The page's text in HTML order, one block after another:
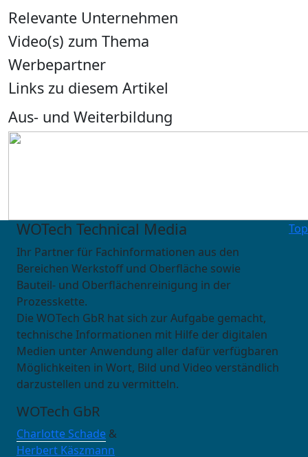
Relevante Unternehmen
Video(s) zum Thema
Werbepartner
Links zu diesem Artikel
Aus- und Weiterbildung
Top
WOTech Technical Media
Ihr Partner für Fachinformationen aus den
Bereichen Werkstoff und Oberfläche sowie
Bauteil- und Oberflächenreinigung in der
Prozesskette.
Die WOTech GbR hat sich zur Aufgabe gemacht,
technische Informationen mit Hilfe der digitalen
Medien unter Anwendung aller dafür verfügbaren
Möglichkeiten in Wort, Bild und Video verständlich
darzustellen und zu vermitteln.
WOTech GbR
Charlotte Schade &
Herbert Käszmann